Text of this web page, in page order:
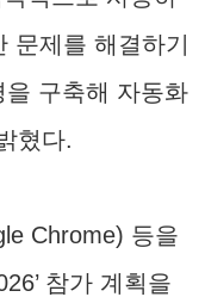
제를 해결하기
구축해 자동화
혔다.
Chrome) 등을
참가 계획을